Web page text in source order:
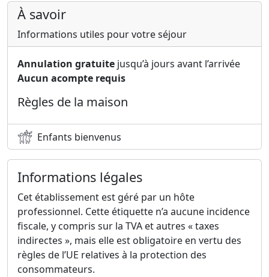
À savoir
Informations utiles pour votre séjour
Annulation gratuite jusqu’à jours avant l’arrivée
Aucun acompte requis
Règles de la maison
Enfants bienvenus
Informations légales
Cet établissement est géré par un hôte
professionnel. Cette étiquette n’a aucune incidence
fiscale, y compris sur la TVA et autres « taxes
indirectes », mais elle est obligatoire en vertu des
règles de l’UE relatives à la protection des
consommateurs.